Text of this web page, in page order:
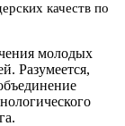
качеств по
молодых
Разумеется,